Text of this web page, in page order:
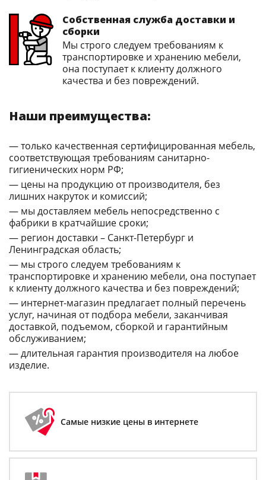
Собственная служба доставки и
сборки
Мы строго следуем требованиям к
транспортировке и хранению мебели,
она поступает к клиенту должного
качества и без повреждений.
Наши преимущества:
— только качественная сертифицированная мебель,
соответствующая требованиям санитарно-
гигиенических норм РФ;
— цены на продукцию от производителя, без
лишних накруток и комиссий;
— мы доставляем мебель непосредственно с
фабрики в кратчайшие сроки;
— регион доставки – Санкт-Петербург и
Ленинградская область;
— мы строго следуем требованиям к
транспортировке и хранению мебели, она поступает
к клиенту должного качества и без повреждений;
— интернет-магазин предлагает полный перечень
услуг, начиная от подбора мебели, заканчивая
доставкой, подъемом, сборкой и гарантийным
обслуживанием;
— длительная гарантия производителя на любое
изделие.
Самые низкие цены в интернете